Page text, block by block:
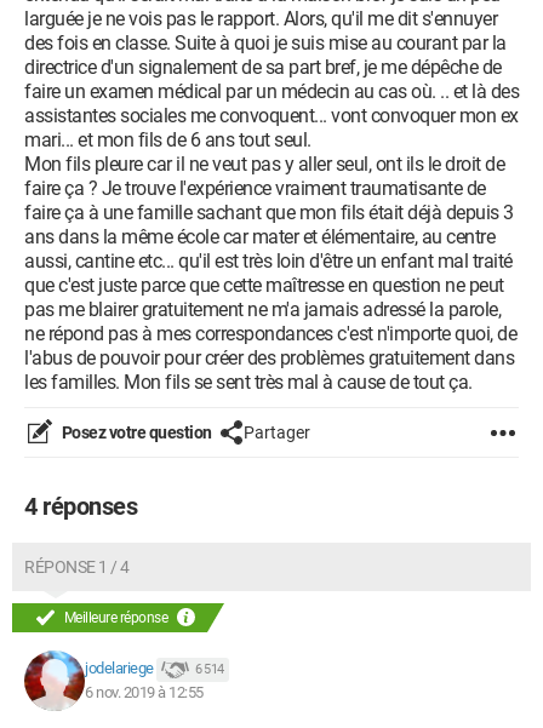
larguée je ne vois pas le rapport. Alors, qu'il me dit s'ennuyer
des fois en classe. Suite à quoi je suis mise au courant par la
directrice d'un signalement de sa part bref, je me dépêche de
faire un examen médical par un médecin au cas où. .. et là des
assistantes sociales me convoquent... vont convoquer mon ex
mari... et mon fils de 6 ans tout seul.
Mon fils pleure car il ne veut pas y aller seul, ont ils le droit de
faire ça ? Je trouve l'expérience vraiment traumatisante de
faire ça à une famille sachant que mon fils était déjà depuis 3
ans dans la même école car mater et élémentaire, au centre
aussi, cantine etc... qu'il est très loin d'être un enfant mal traité
que c'est juste parce que cette maîtresse en question ne peut
pas me blairer gratuitement ne m'a jamais adressé la parole,
ne répond pas à mes correspondances c'est n'importe quoi, de
l'abus de pouvoir pour créer des problèmes gratuitement dans
les familles. Mon fils se sent très mal à cause de tout ça.
Posez votre question Partager
4 réponses
RÉPONSE 1 / 4
Meilleure réponse
jodelariege 6 514
6 nov. 2019 à 12:55